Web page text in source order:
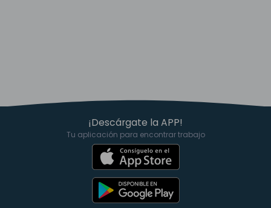
¡Descárgate la APP!
Tu aplicación para encontrar trabajo